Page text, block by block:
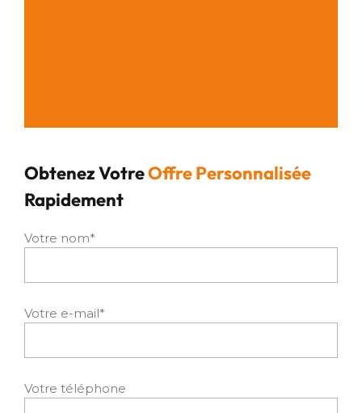
Obtenez VotreOffre Personnalisée
Rapidement
Votre nom*
Votre e-mail*
Votre téléphone